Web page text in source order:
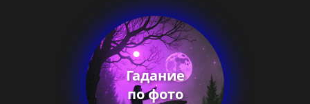
Гадание
по фото